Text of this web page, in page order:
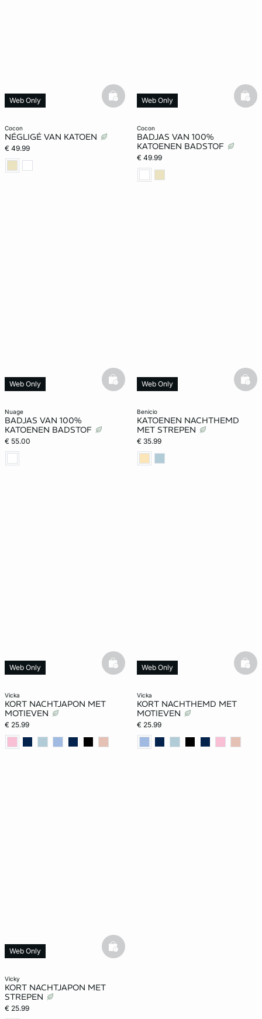
cocon
NÉGLIGÉ VAN KATOEN
€ 49.99
Web Only basketfull
cocon
BADJAS VAN 100%
KATOENEN BADSTOF
€ 49.99
Web Only
nuage
BADJAS VAN 100%
KATOENEN BADSTOF
€ 55.00
Web Only basketfull
benicio
KATOENEN NACHTHEMD
MET STREPEN
€ 35.99
Web Only
vicka
KORT NACHTJAPON MET
MOTIEVEN
€ 25.99
Web Only basketfull
vicka
KORT NACHTHEMD MET
MOTIEVEN
€ 25.99
Web Only
vicky
KORT NACHTJAPON MET
STREPEN
€ 25.99
Web Only basketfull